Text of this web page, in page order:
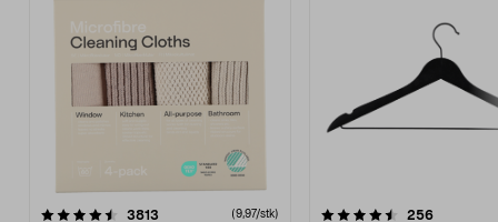
3813 anmeldelser(9,97/stk)
4.5av 5 stjerner 256
4.5av 5 stjerner